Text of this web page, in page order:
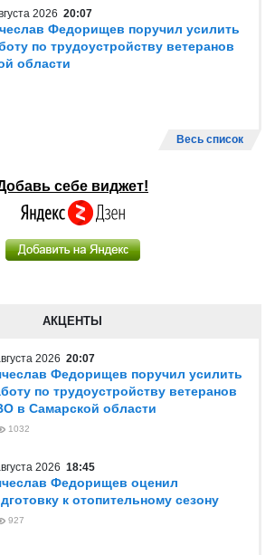
2026 20:07
Федорищев поручил усилить
по трудоустройству ветеранов
области
Весь список
себе виджет!
АКЦЕНТЫ
2026 20:07
Федорищев поручил усилить
по трудоустройству ветеранов
в Самарской области
1032
2026 18:45
Федорищев оценил
к отопительному сезону
927